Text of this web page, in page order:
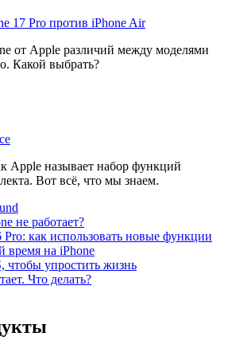
17 Pro против iPhone Air
от Apple различий между моделями
Какой выбрать?
Apple называет набор функций
Вот всё, что мы знаем.
не работает?
Pro: как использовать новые функции
время на iPhone
чтобы упростить жизнь
Что делать?